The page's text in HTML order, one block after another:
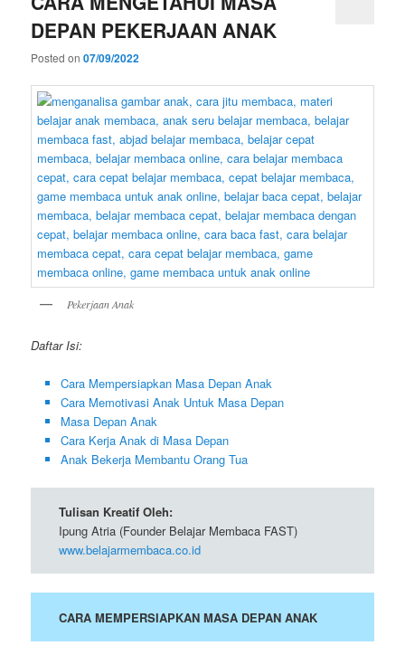
DEPAN PEKERJAAN ANAK
Posted on07/09/2022
Pekerjaan Anak
Daftar Isi:
Cara Mempersiapkan Masa Depan Anak
Cara Memotivasi Anak Untuk Masa Depan
Masa Depan Anak
Cara Kerja Anak di Masa Depan
Anak Bekerja Membantu Orang Tua
Tulisan Kreatif Oleh:
Ipung Atria (Founder Belajar Membaca FAST)
www.belajarmembaca.co.id
CARA MEMPERSIAPKAN MASA DEPAN ANAK